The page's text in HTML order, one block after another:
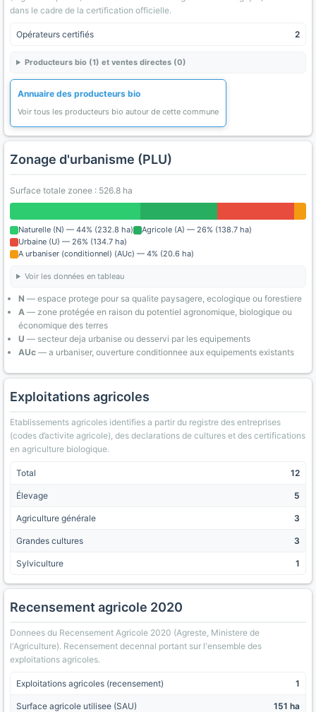
dans le cadre de la certification officielle.
Opérateurs certifiés 2
Producteurs bio (1) et ventes directes (0)
Annuaire des producteurs bio
Voir tous les producteurs bio autour de cette commune
Zonage d'urbanisme (PLU)
Surface totale zonee : 526.8 ha
Naturelle (N) — 44% (232.8 ha)
Agricole (A) — 26% (138.7 ha)
Urbaine (U) — 26% (134.7 ha)
A urbaniser (conditionnel) (AUc) — 4% (20.6 ha)
Voir les données en tableau
N — espace protege pour sa qualite paysagere, ecologique ou forestiere
A — zone protégée en raison du potentiel agronomique, biologique ou
économique des terres
U — secteur deja urbanise ou desservi par les equipements
AUc — a urbaniser, ouverture conditionnee aux equipements existants
Exploitations agricoles
Etablissements agricoles identifies a partir du registre des entreprises
(codes d’activite agricole), des declarations de cultures et des certifications
en agriculture biologique.
Total 12
Élevage 5
Agriculture générale 3
Grandes cultures 3
Sylviculture 1
Recensement agricole 2020
Donnees du Recensement Agricole 2020 (Agreste, Ministere de
l'Agriculture). Recensement decennal portant sur l'ensemble des
exploitations agricoles.
Exploitations agricoles (recensement) 1
Surface agricole utilisee (SAU) 151 ha